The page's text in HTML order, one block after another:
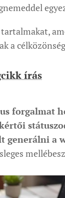
a
írás
forgalmat
generálni a